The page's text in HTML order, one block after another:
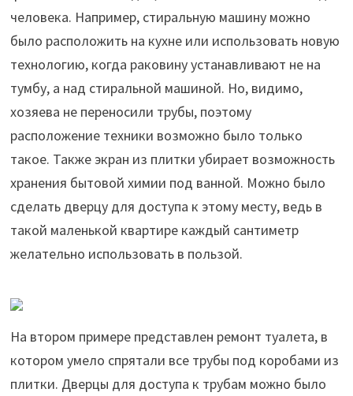
человека. Например, стиральную машину можно
было расположить на кухне или использовать новую
технологию, когда раковину устанавливают не на
тумбу, а над стиральной машиной. Но, видимо,
хозяева не переносили трубы, поэтому
расположение техники возможно было только
такое. Также экран из плитки убирает возможность
хранения бытовой химии под ванной. Можно было
сделать дверцу для доступа к этому месту, ведь в
такой маленькой квартире каждый сантиметр
желательно использовать в пользой.
На втором примере представлен ремонт туалета, в
котором умело спрятали все трубы под коробами из
плитки. Дверцы для доступа к трубам можно было